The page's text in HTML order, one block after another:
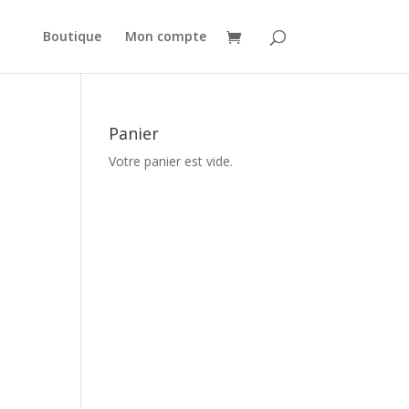
Boutique Mon compte
Panier
Votre panier est vide.